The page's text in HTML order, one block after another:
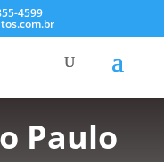
4599
Paulo